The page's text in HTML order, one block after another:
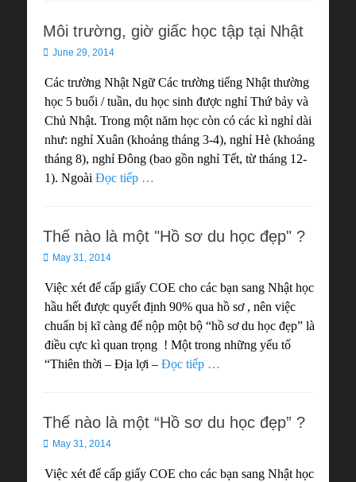
Môi trường, giờ giấc học tập tại Nhật
Posted
June 29, 2014
Các trường Nhật Ngữ Các trường tiếng Nhật thường
học 5 buổi / tuần, du học sinh được nghỉ Thứ bảy và
Chủ Nhật. Trong một năm học còn có các kì nghỉ dài
như: nghỉ Xuân (khoảng tháng 3-4), nghỉ Hè (khoảng
tháng 8), nghỉ Đông (bao gồn nghỉ Tết, từ tháng 12-
1). Ngoài Đọc tiếp …
Thế nào là một "Hồ sơ du học đẹp" ?
Posted
May 31, 2014
Việc xét để cấp giấy COE cho các bạn sang Nhật học
hầu hết được quyết định 90% qua hồ sơ , nên việc
chuẩn bị kĩ càng để nộp một bộ “hồ sơ du học đẹp” là
điều cực kì quan trọng ! Một trong những yếu tố
“Thiên thời – Địa lợi – Đọc tiếp …
Thế nào là một “Hồ sơ du học đẹp” ?
Posted
May 31, 2014
Việc xét để cấp giấy COE cho các bạn sang Nhật học